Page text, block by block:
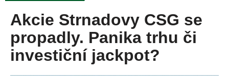
Akcie Strnadovy CSG se
propadly. Panika trhu či
investiční jackpot?